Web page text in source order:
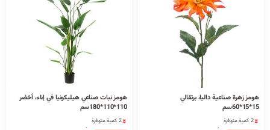
هومز زهرة صناعية داليا، برتقالي
15*15*60سم
هومز نبات صناعي هيليكونيا في إناء، أخضر
110*110*180سم